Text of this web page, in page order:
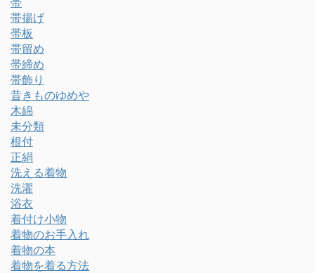
帯揚げ
帯板
帯留め
帯締め
帯飾り
昔きものゆめや
木綿
未分類
根付
正絹
洗える着物
洗濯
浴衣
着付け小物
着物のお手入れ
着物の本
着物を着る方法